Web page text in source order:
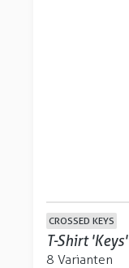
CROSSED KEYS
T-Shirt 'Keys'
8 Varianten